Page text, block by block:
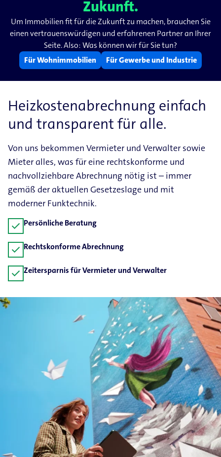
Zukunft.
Um Immobilien fit für die Zukunft zu machen, brauchen Sie
einen vertrauenswürdigen und erfahrenen Partner an Ihrer
Seite. Also: Was können wir für Sie tun?
Für Wohnimmobilien
Für Gewerbe und Industrie
Heizkostenabrechnung einfach
und transparent für alle.
Von uns bekommen Vermieter und Verwalter sowie
Mieter alles, was für eine rechtskonforme und
nachvollziehbare Abrechnung nötig ist – immer
gemäß der aktuellen Gesetzeslage und mit
moderner Funktechnik.
check Persönliche Beratung
check Rechtskonforme Abrechnung
check Zeitersparnis für Vermieter und Verwalter